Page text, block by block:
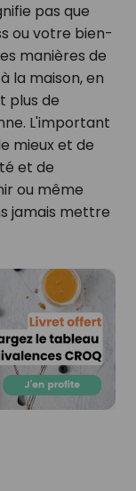
pas que
ou votre bien-
manières de
la maison, en
plus de
L'important
mieux et de
et de
ou même
jamais mettre